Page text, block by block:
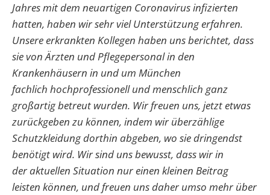
Jahres mit dem neuartigen Coronavirus infizierten
hatten, haben wir sehr viel Unterstützung erfahren.
Unsere erkrankten Kollegen haben uns berichtet, dass
sie von Ärzten und Pflegepersonal in den
Krankenhäusern in und um München
fachlich hochprofessionell und menschlich ganz
großartig betreut wurden. Wir freuen uns, jetzt etwas
zurückgeben zu können, indem wir überzählige
Schutzkleidung dorthin abgeben, wo sie dringendst
benötigt wird. Wir sind uns bewusst, dass wir in
der aktuellen Situation nur einen kleinen Beitrag
leisten können, und freuen uns daher umso mehr über